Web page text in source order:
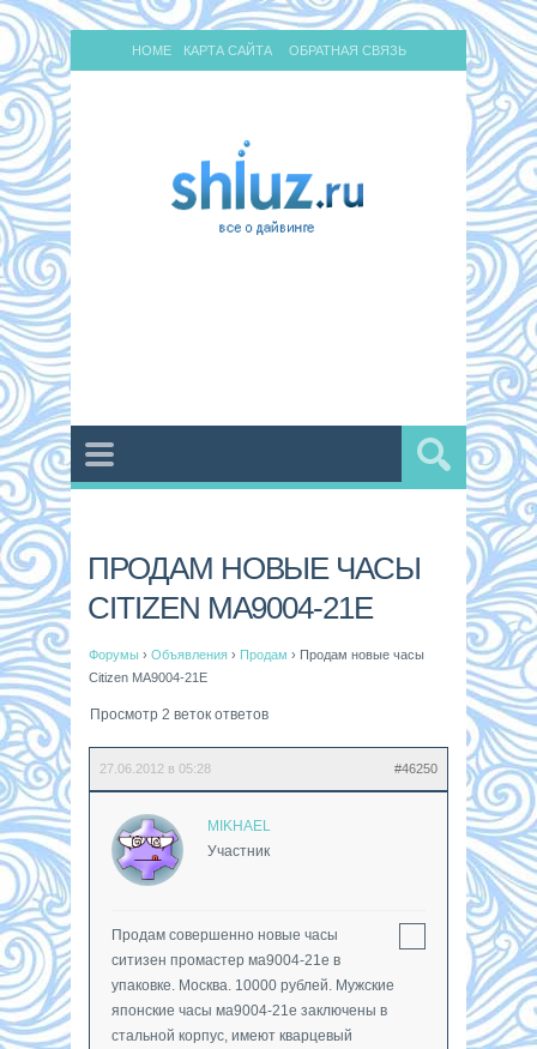
HOME КАРТА САЙТА ОБРАТНАЯ СВЯЗЬ
ПРОДАМ НОВЫЕ ЧАСЫ
CITIZEN MA9004-21E
Форумы › Объявления › Продам › Продам новые часы
Citizen MA9004-21E
Просмотр 2 веток ответов
27.06.2012 в 05:28 #46250
MIKHAEL
Участник
Продам совершенно новые часы
ситизен промастер ма9004-21е в
упаковке. Москва. 10000 рублей. Мужские
японские часы ма9004-21е заключены в
стальной корпус, имеют кварцевый